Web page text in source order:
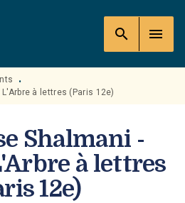
search menu
•
à lettres (Paris 12e)
Shalmani -
à lettres
12e)